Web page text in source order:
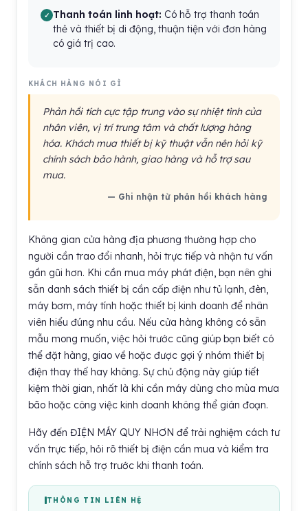
Thanh toán linh hoạt: Có hỗ trợ thanh toán
thẻ và thiết bị di động, thuận tiện với đơn hàng
có giá trị cao.
KHÁCH HÀNG NÓI GÌ
Phản hồi tích cực tập trung vào sự nhiệt tình của
nhân viên, vị trí trung tâm và chất lượng hàng
hóa. Khách mua thiết bị kỹ thuật vẫn nên hỏi kỹ
chính sách bảo hành, giao hàng và hỗ trợ sau
mua.
— Ghi nhận từ phản hồi khách hàng
Không gian cửa hàng địa phương thường hợp cho
người cần trao đổi nhanh, hỏi trực tiếp và nhận tư vấn
gần gũi hơn. Khi cần mua máy phát điện, bạn nên ghi
sẵn danh sách thiết bị cần cấp điện như tủ lạnh, đèn,
máy bơm, máy tính hoặc thiết bị kinh doanh để nhân
viên hiểu đúng nhu cầu. Nếu cửa hàng không có sẵn
mẫu mong muốn, việc hỏi trước cũng giúp bạn biết có
thể đặt hàng, giao về hoặc được gợi ý nhóm thiết bị
điện thay thế hay không. Sự chủ động này giúp tiết
kiệm thời gian, nhất là khi cần máy dùng cho mùa mưa
bão hoặc công việc kinh doanh không thể gián đoạn.
Hãy đến ĐIỆN MÁY QUY NHƠN để trải nghiệm cách tư
vấn trực tiếp, hỏi rõ thiết bị điện cần mua và kiểm tra
chính sách hỗ trợ trước khi thanh toán.
THÔNG TIN LIÊN HỆ